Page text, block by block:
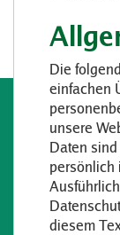
Die
einfachen
unsere
Daten
persönlich
diesem